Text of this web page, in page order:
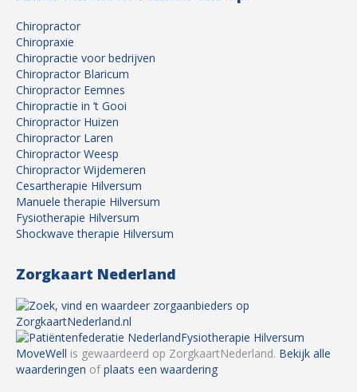
Chiropractor
Chiropraxie
Chiropractie voor bedrijven
Chiropractor Blaricum
Chiropractor Eemnes
Chiropractie in ’t Gooi
Chiropractor Huizen
Chiropractor Laren
Chiropractor Weesp
Chiropractor Wijdemeren
Cesartherapie Hilversum
Manuele therapie Hilversum
Fysiotherapie Hilversum
Shockwave therapie Hilversum
Zorgkaart Nederland
Fysiotherapie Hilversum
MoveWell is gewaardeerd op ZorgkaartNederland. Bekijk alle
waarderingen ofplaats een waardering